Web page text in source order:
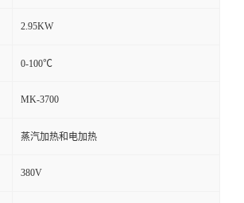
2.95KW
0-100℃
MK-3700
蒸汽加热和电加热
380V